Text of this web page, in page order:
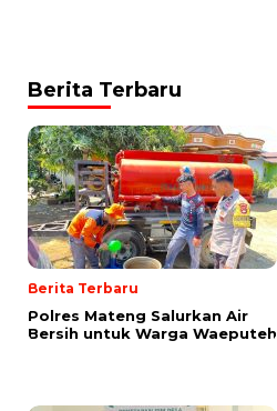
Berita Terbaru
Berita Terbaru
Polres Mateng Salurkan Air
Bersih untuk Warga Waeputeh